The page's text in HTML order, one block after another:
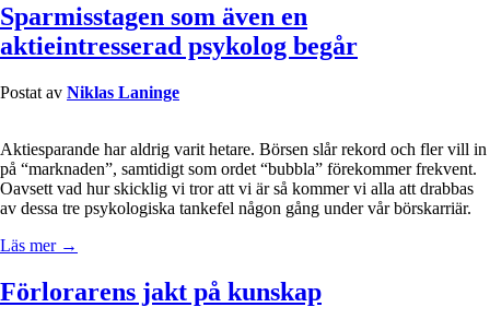
Sparmisstagen som även en
aktieintresserad psykolog begår
Postat av Niklas Laninge
Aktiesparande har aldrig varit hetare. Börsen slår rekord och fler vill in
på “marknaden”, samtidigt som ordet “bubbla” förekommer frekvent.
Oavsett vad hur skicklig vi tror att vi är så kommer vi alla att drabbas
av dessa tre psykologiska tankefel någon gång under vår börskarriär.
Läs mer →
Förlorarens jakt på kunskap